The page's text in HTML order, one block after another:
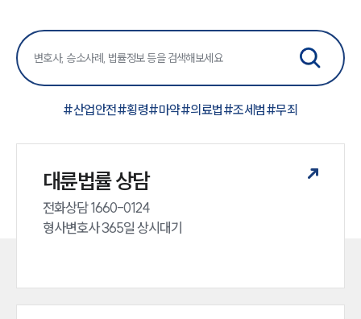
#산업안전#횡령#마약#의료법#조세범#무죄
대륜법률 상담
전화상담 1660-0124
형사변호사 365일 상시대기